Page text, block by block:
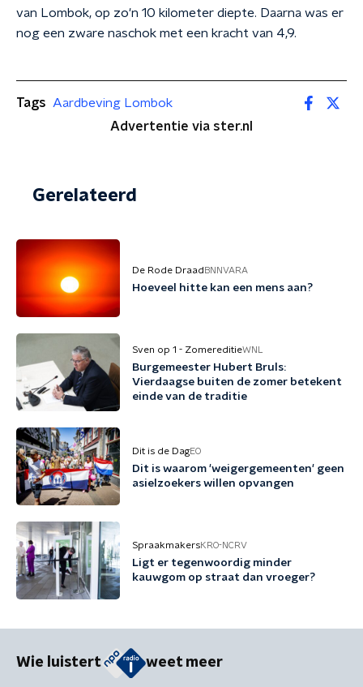
van Lombok, op zo'n 10 kilometer diepte. Daarna was er
nog een zware naschok met een kracht van 4,9.
Tags
Aardbeving Lombok
Advertentie via ster.nl
Gerelateerd
De Rode Draad BNNVARA
Hoeveel hitte kan een mens aan?
Sven op 1 - ZomereditieWNL
Burgemeester Hubert Bruls:
Vierdaagse buiten de zomer betekent
einde van de traditie
Dit is de DagEO
Dit is waarom 'weigergemeenten' geen
asielzoekers willen opvangen
SpraakmakersKRO-NCRV
Ligt er tegenwoordig minder
kauwgom op straat dan vroeger?
Wie luistert weet meer